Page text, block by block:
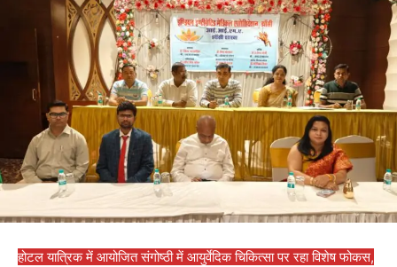
होटल यात्रिक में आयोजित संगोष्ठी में आयुर्वेदिक चिकित्सा पर रहा विशेष फोकस,